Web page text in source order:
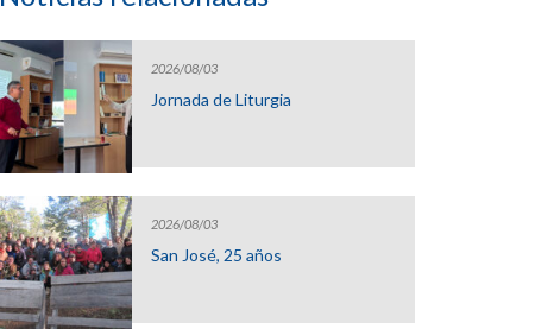
2026/08/03
Jornada de Liturgia
2026/08/03
San José, 25 años